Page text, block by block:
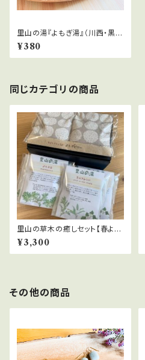
里山の湯『よもぎ湯』（川西・黒川
産手摘みよもぎ）
¥380
同じカテゴリの商品
里山の草木の癒しセット【春よも
ぎと小豆のピロー/里山の湯4
P】
¥3,300
その他の商品